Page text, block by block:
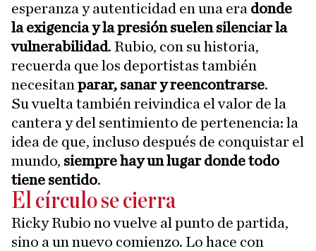
esperanza y autenticidad en una era donde
la exigencia y la presión suelen silenciar la
vulnerabilidad. Rubio, con su historia,
recuerda que los deportistas también
necesitan parar, sanar y reencontrarse.
Su vuelta también reivindica el valor de la
cantera y del sentimiento de pertenencia: la
idea de que, incluso después de conquistar el
mundo, siempre hay un lugar donde todo
tiene sentido.
El círculo se cierra
Ricky Rubio no vuelve al punto de partida,
sino a un nuevo comienzo. Lo hace con